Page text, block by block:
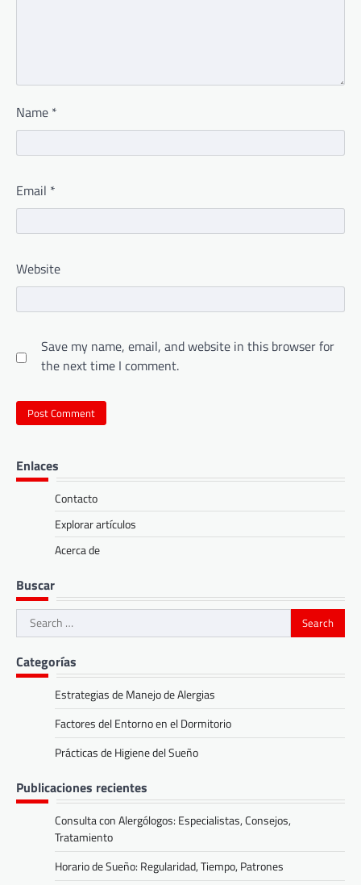
Name *
Email *
Website
Save my name, email, and website in this browser for
the next time I comment.
Enlaces
Contacto
Explorar artículos
Acerca de
Buscar
Search
for:
Categorías
Estrategias de Manejo de Alergias
Factores del Entorno en el Dormitorio
Prácticas de Higiene del Sueño
Publicaciones recientes
Consulta con Alergólogos: Especialistas, Consejos,
Tratamiento
Horario de Sueño: Regularidad, Tiempo, Patrones